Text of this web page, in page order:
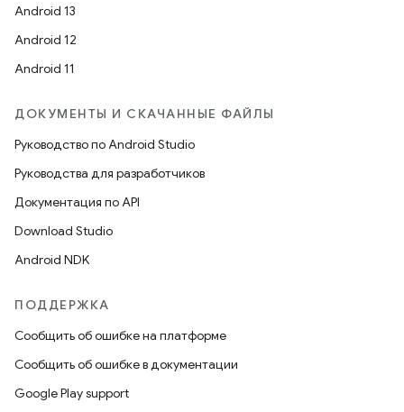
Android 13
Android 12
Android 11
ДОКУМЕНТЫ И СКАЧАННЫЕ ФАЙЛЫ
Руководство по Android Studio
Руководства для разработчиков
Документация по API
Download Studio
Android NDK
ПОДДЕРЖКА
Сообщить об ошибке на платформе
Сообщить об ошибке в документации
Google Play support